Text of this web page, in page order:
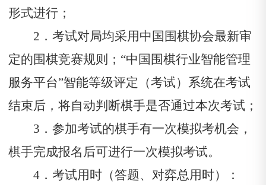
形式进行；
2．考试对局均采用中国围棋协会最新审
定的围棋竞赛规则；“中国围棋行业智能管理
服务平台”智能等级评定（考试）系统在考试
结束后，将自动判断棋手是否通过本次考试；
3．参加考试的棋手有一次模拟考机会，
棋手完成报名后可进行一次模拟考试。
4．考试用时（答题、对弈总用时）：